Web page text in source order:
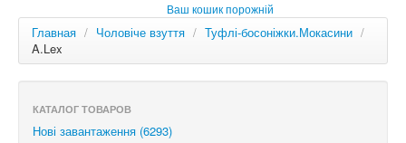
РОС
Ваш кошик порожній
Главная / Чоловіче взуття / Туфлі-босоніжки.Мокасини /
A.Lex
КАТАЛОГ ТОВАРОВ
Нові завантаження (6293)